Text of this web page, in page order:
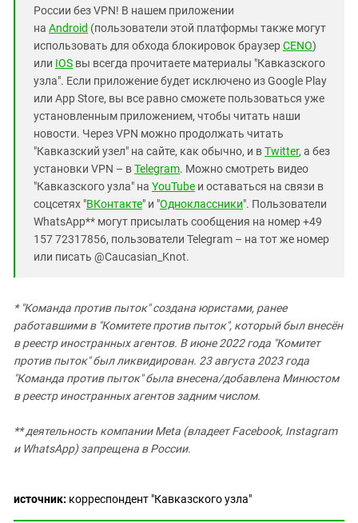
России без VPN! В нашем приложении
на Android (пользователи этой платформы также могут
использовать для обхода блокировок браузерCENO)
или IOS вы всегда прочитаете материалы "Кавказского
узла". Если приложение будет исключено из Google Play
или App Store, вы все равно сможете пользоваться уже
установленным приложением, чтобы читать наши
новости. Через VPN можно продолжать читать
"Кавказский узел" на сайте, как обычно, и вTwitter, а без
установки VPN – вTelegram. Можно смотреть видео
"Кавказского узла" на YouTube и оставаться на связи в
соцсетях "ВКонтакте" и "Одноклассники". Пользователи
WhatsApp** могут присылать сообщения на номер +49
157 72317856, пользователи Telegram – на тот же номер
или писать @Caucasian_Knot.
*"Команда против пыток" создана юристами, ранее
работавшими в "Комитете против пыток", который был внесён
в реестр иностранных агентов. В июне 2022 года "Комитет
против пыток" был ликвидирован. 23 августа 2023 года
"Команда против пыток" была внесена/добавлена Минюстом
в реестр иностранных агентов задним числом.
** деятельность компании Meta (владеет Facebook, Instagram
и WhatsApp) запрещена в России.
источник: корреспондент "Кавказского узла"